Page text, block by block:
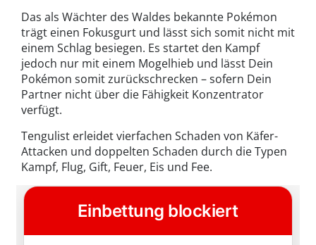
Das als Wächter des Waldes bekannte Pokémon
trägt einen Fokusgurt und lässt sich somit nicht mit
einem Schlag besiegen. Es startet den Kampf
jedoch nur mit einem Mogelhieb und lässt Dein
Pokémon somit zurückschrecken – sofern Dein
Partner nicht über die Fähigkeit Konzentrator
verfügt.
Tengulist erleidet vierfachen Schaden von Käfer-
Attacken und doppelten Schaden durch die Typen
Kampf, Flug, Gift, Feuer, Eis und Fee.